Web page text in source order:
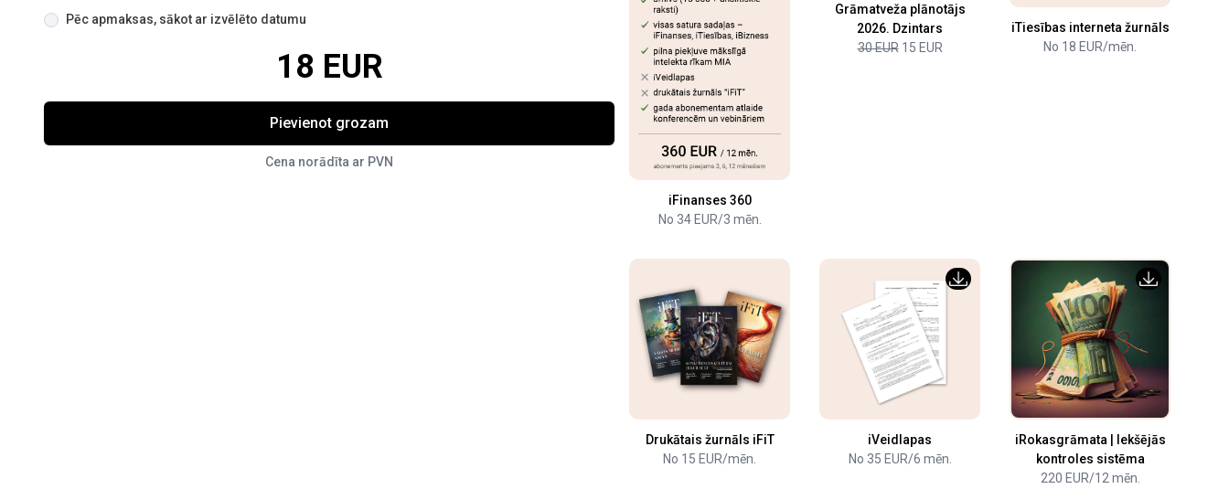
Pēc apmaksas, sākot ar izvēlēto datumu
18 EUR
Pievienot grozam
Cena norādīta ar PVN
iFinanses 360
No 34 EUR/3 mēn.
Grāmatveža plānotājs
2026. Dzintars
30 EUR15 EUR
iTiesības interneta žurnāls
No 18 EUR/mēn.
Drukātais žurnāls iFiT
No 15 EUR/mēn.
iVeidlapas
No 35 EUR/6 mēn.
iRokasgrāmata | Iekšējās
kontroles sistēma
220 EUR/12 mēn.